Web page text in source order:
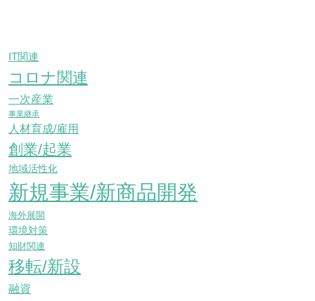
IT関連
コロナ関連
一次産業
事業継承
人材育成/雇用
創業/起業
地域活性化
新規事業/新商品開発
海外展開
環境対策
知財関連
移転/新設
融資